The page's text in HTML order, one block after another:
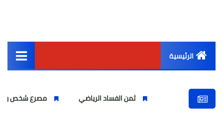
الرئيسية
أخبار مصر ثمن الفساد الرياضي مصرع شخص واصابة